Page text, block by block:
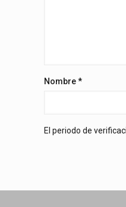
Nombre*
El periodo de